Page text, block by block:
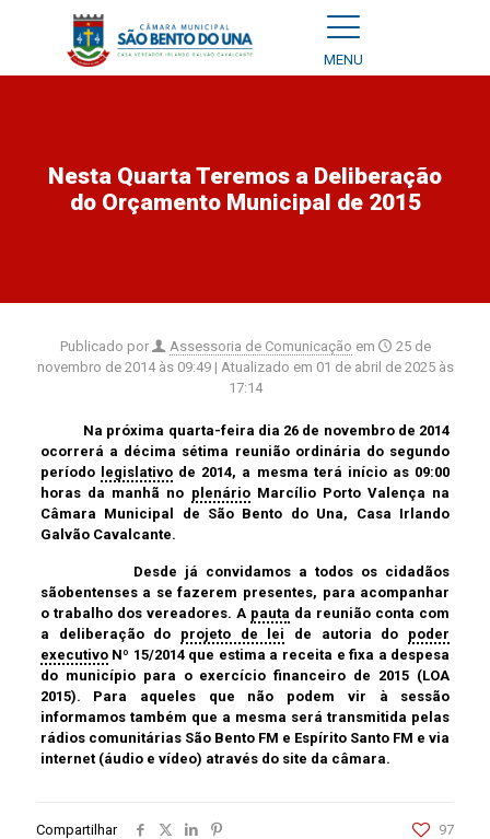
MENU
Nesta Quarta Teremos a Deliberação
do Orçamento Municipal de 2015
Publicado por Assessoria de Comunicação em
25 de
novembro de 2014 às 09:49 | Atualizado em 01 de abril de 2025 às
17:14
Na próxima quarta-feira dia 26 de novembro de 2014
ocorrerá a décima sétima reunião ordinária do segundo
período
legislativode 2014, a mesma terá início as 09:00
horas da manhã no plenárioMarcílio Porto Valença na
Câmara Municipal de São Bento do Una, Casa Irlando
Galvão Cavalcante.
Desde já convidamos a todos os cidadãos
sãobentenses a se fazerem presentes, para acompanhar
o trabalho dos vereadores. A pauta da reunião conta com
a deliberação do projeto de lei de autoria do poder
executivoNº 15/2014 que estima a receita e fixa a despesa
do município para o exercício financeiro de 2015 (LOA
2015). Para aqueles que não podem vir à sessão
informamos também que a mesma será transmitida pelas
rádios comunitárias São Bento FM e Espírito Santo FM e via
internet (áudio e vídeo) através do site da câmara.
Compartilhar 97